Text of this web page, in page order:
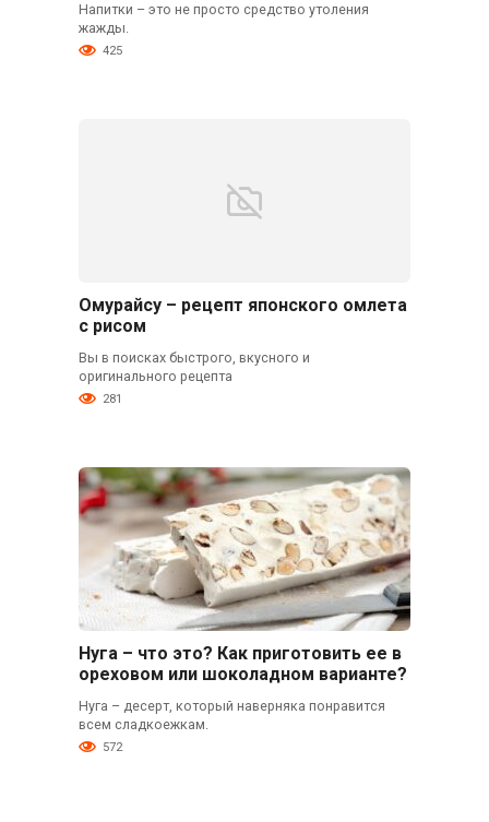
Напитки – это не просто средство утоления
жажды.
425
Омурайсу – рецепт японского омлета
с рисом
Вы в поисках быстрого, вкусного и
оригинального рецепта
281
Нуга – что это? Как приготовить ее в
ореховом или шоколадном варианте?
Нуга – десерт, который наверняка понравится
всем сладкоежкам.
572